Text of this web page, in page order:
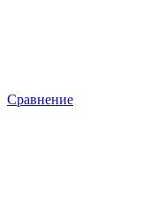
Сравнение